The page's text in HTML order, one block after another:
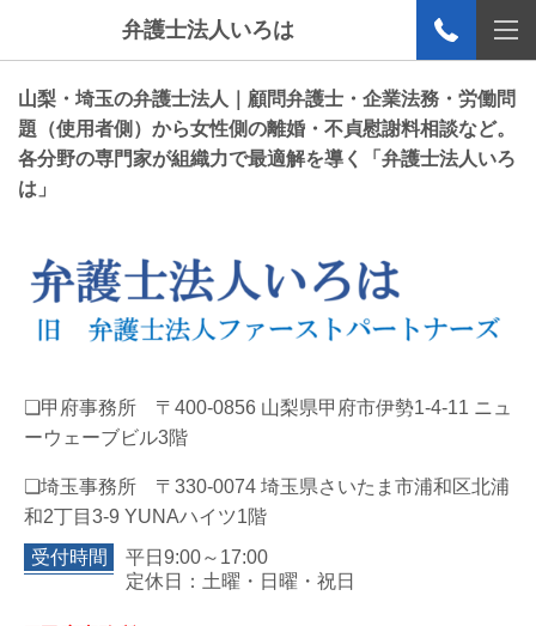
弁護士法人いろは
山梨・埼玉の弁護士法人｜顧問弁護士・企業法務・労働問
題（使用者側）から女性側の離婚・不貞慰謝料相談など。
各分野の専門家が組織力で最適解を導く「弁護士法人いろ
は」
❏甲府事務所 〒400-0856 山梨県甲府市伊勢1-4-11 ニュ
ーウェーブビル3階
❏埼玉事務所 〒330-0074 埼玉県さいたま市浦和区北浦
和2丁目3-9 YUNAハイツ1階
受付時間
平日9:00～17:00
定休日：土曜・日曜・祝日